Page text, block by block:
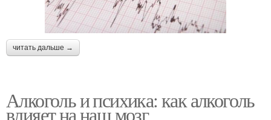
читать дальше →
Алкоголь и психика: как алкоголь
влияет на наш мозг